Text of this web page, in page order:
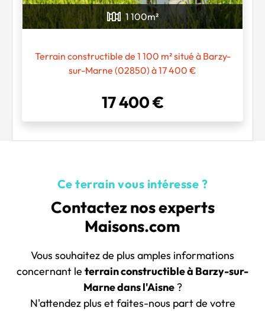
Chargement...
1 100m²
Terrain constructible de 1 100 m² situé à Barzy-
sur-Marne (02850) à 17 400 €
17 400 €
Ce terrain vous intéresse ?
Contactez nos experts
Maisons.com
Vous souhaitez de plus amples informations
concernant le terrain constructible à Barzy-sur-
Marne dans l'Aisne?
N'attendez plus et faites-nous part de votre